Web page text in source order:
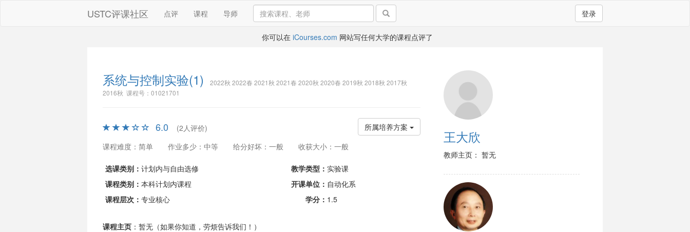
USTC评课社区 点评 课程 导师 登录
你可以在 iCourses.com 网站写任何大学的课程点评了
系统与控制实验(1)
2022秋 2022春 2021秋 2021春 2020秋 2020春 2019秋 2018秋 2017秋
2016秋 课程号：01021701
所属培养方案
6.0
(2人评价)
课程难度：简单
作业多少：中等 给分好坏：一般 收获大小：一般
选课类别： 计划内与自由选修 教学类型： 实验课
课程类别： 本科计划内课程 开课单位： 自动化系
课程层次： 专业核心 学分： 1.5
课程主页：暂无（如果你知道，劳烦告诉我们！）
王大欣
教师主页： 暂无